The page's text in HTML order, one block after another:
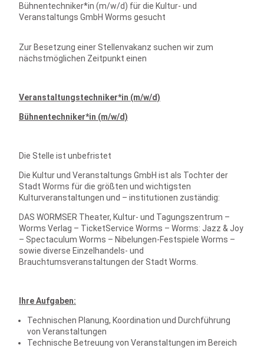
Bühnentechniker*in (m/w/d) für die Kultur- und
Veranstaltungs GmbH Worms gesucht
Zur Besetzung einer Stellenvakanz suchen wir zum
nächstmöglichen Zeitpunkt einen
Veranstaltungstechniker*in (m/w/d)
Bühnentechniker*in (m/w/d)
Die Stelle ist unbefristet
Die Kultur und Veranstaltungs GmbH ist als Tochter der
Stadt Worms für die größten und wichtigsten
Kulturveranstaltungen und – institutionen zuständig:
DAS WORMSER Theater, Kultur- und Tagungszentrum –
Worms Verlag – TicketService Worms – Worms: Jazz & Joy
– Spectaculum Worms – Nibelungen-Festspiele Worms –
sowie diverse Einzelhandels- und
Brauchtumsveranstaltungen der Stadt Worms.
Ihre Aufgaben:
Technischen Planung, Koordination und Durchführung
von Veranstaltungen
Technische Betreuung von Veranstaltungen im Bereich